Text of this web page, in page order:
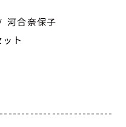
河合奈保子
ト